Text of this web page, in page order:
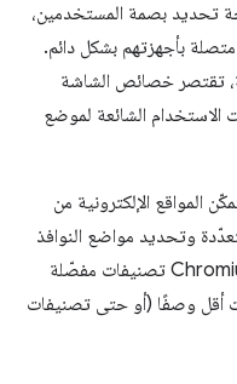
تحديد بصمة المستخدمين،
بأجهزتهم بشكل دائم.
تقتصر خصائص الشاشة
الاستخدام الشائعة لموضع
الإلكترونية من
وتحديد مواضع النوافذ
على الشاشات الأخرى. في حين يعرض Chromium تصنيفات مفصّلة
أقل وصفًا (أو حتى تصنيفات